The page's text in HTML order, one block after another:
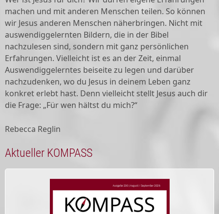
machen und mit anderen Menschen teilen. So können
wir Jesus anderen Menschen näherbringen. Nicht mit
auswendiggelernten Bildern, die in der Bibel
nachzulesen sind, sondern mit ganz persönlichen
Erfahrungen. Vielleicht ist es an der Zeit, einmal
Auswendiggelerntes beiseite zu legen und darüber
nachzudenken, wo du Jesus in deinem Leben ganz
konkret erlebt hast. Denn vielleicht stellt Jesus auch dir
die Frage: „Für wen hältst du mich?“
Rebecca Reglin
Aktueller KOMPASS